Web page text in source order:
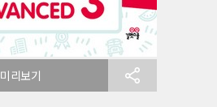
미리보기